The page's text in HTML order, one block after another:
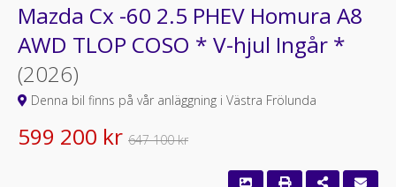
Mazda Cx -60 2.5 PHEV Homura A8
AWD TLOP COSO * V-hjul Ingår *
(2026)
Denna bil finns på vår anläggning i Västra Frölunda
599 200 kr 647 100 kr